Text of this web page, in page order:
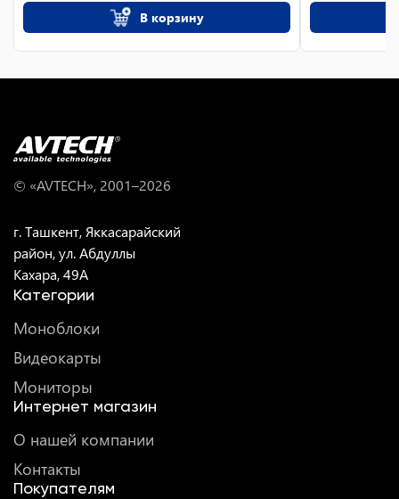
В корзину
© «AVTECH», 2001–2026
г. Ташкент, Яккасарайский
район, ул. Абдуллы
Кахара, 49A
Категории
Моноблоки
Видеокарты
Мониторы
Интернет магазин
О нашей компании
Контакты
Покупателям